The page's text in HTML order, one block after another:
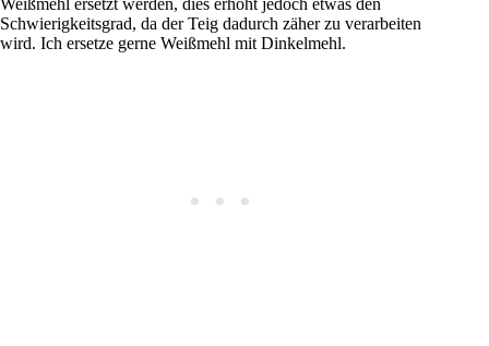
Weißmehl ersetzt werden, dies erhöht jedoch etwas den
Schwierigkeitsgrad, da der Teig dadurch zäher zu verarbeiten
wird. Ich ersetze gerne Weißmehl mit Dinkelmehl.